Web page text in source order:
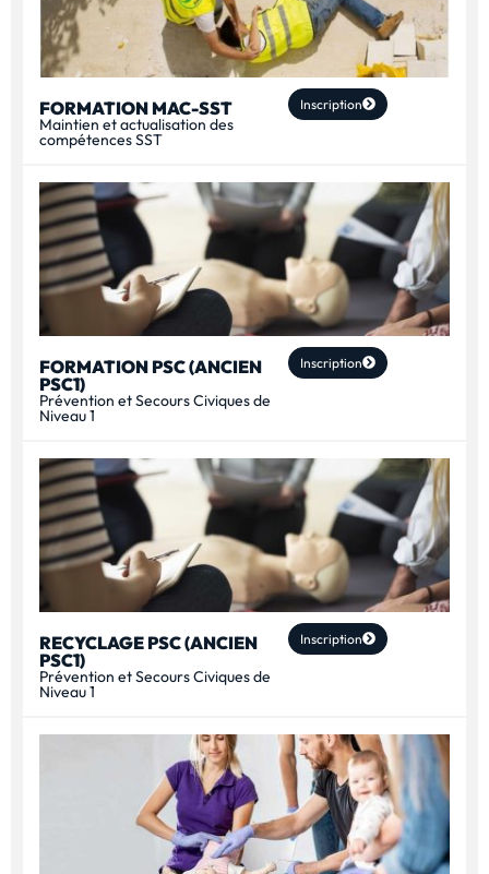
FORMATION MAC-SST
Maintien et actualisation des
compétences SST
Inscription
FORMATION PSC (ANCIEN
PSC1)
Prévention et Secours Civiques de
Niveau 1
Inscription
RECYCLAGE PSC (ANCIEN
PSC1)
Prévention et Secours Civiques de
Niveau 1
Inscription